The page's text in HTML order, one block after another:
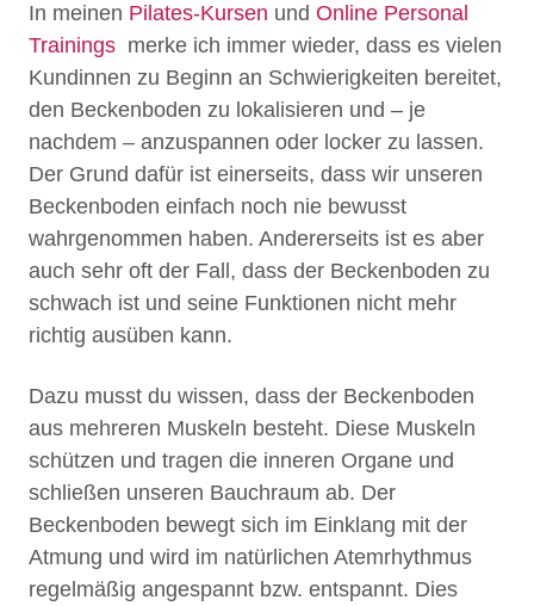
In meinen Pilates-Kursen und Online Personal
Trainings merke ich immer wieder, dass es vielen
Kundinnen zu Beginn an Schwierigkeiten bereitet,
den Beckenboden zu lokalisieren und – je
nachdem – anzuspannen oder locker zu lassen.
Der Grund dafür ist einerseits, dass wir unseren
Beckenboden einfach noch nie bewusst
wahrgenommen haben. Andererseits ist es aber
auch sehr oft der Fall, dass der Beckenboden zu
schwach ist und seine Funktionen nicht mehr
richtig ausüben kann.
Dazu musst du wissen, dass der Beckenboden
aus mehreren Muskeln besteht. Diese Muskeln
schützen und tragen die inneren Organe und
schließen unseren Bauchraum ab. Der
Beckenboden bewegt sich im Einklang mit der
Atmung und wird im natürlichen Atemrhythmus
regelmäßig angespannt bzw. entspannt. Dies